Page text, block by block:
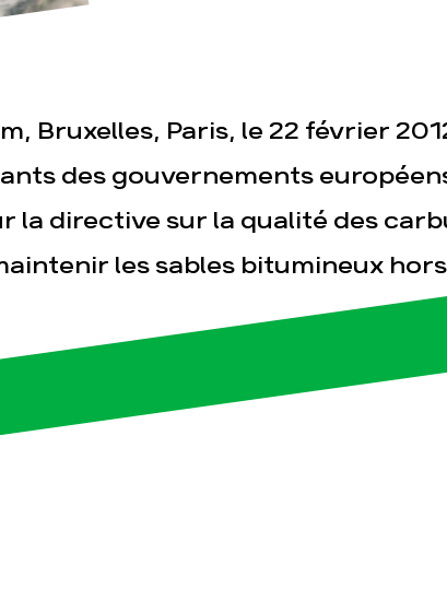
Publications Contact
Bruxelles, Paris, le 22 février
des gouvernements
la directive sur la qualité des
les sables bitumineux